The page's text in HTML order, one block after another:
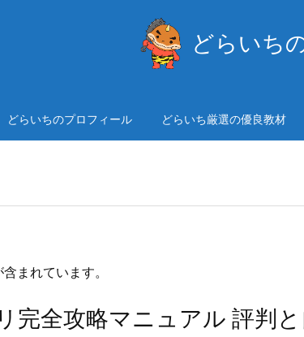
どらいち
どらいちのプロフィール どらいち厳選の優良教材
まれています。
完全攻略マニュアル 評判